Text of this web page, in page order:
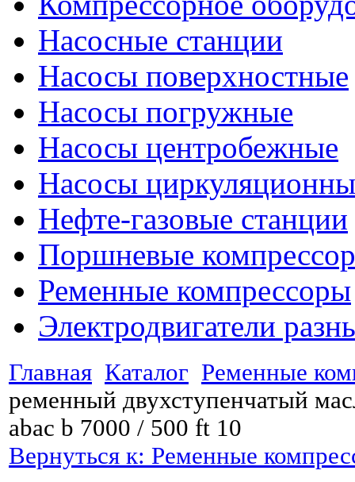
Насосные станции
Насосы поверхностные
Насосы погружные
Насосы центробежные
Насосы
Нефте-газовые станции
Поршневые
Ременные компрессоры
Электродвигатели
Главная Каталог Ременные
ременный двухступенчатый
abac b 7000 / 500 ft 10
Вернуться к: Ременные